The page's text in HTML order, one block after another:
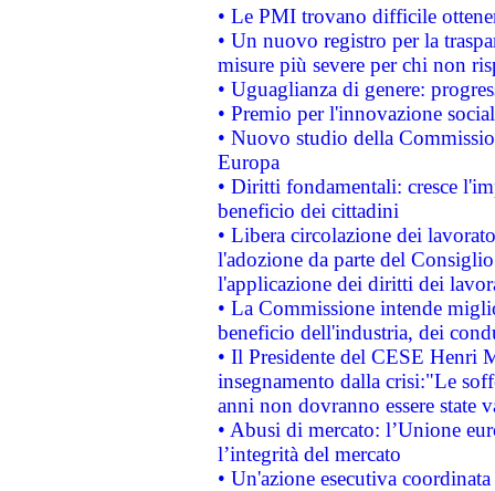
• Le PMI trovano difficile
• Un nuovo registro per la
misure più severe per chi non
• Uguaglianza di genere:
• Premio per l'innovazione
• Nuovo studio della
Europa
• Diritti fondamentali: cresce
beneficio dei cittadini
• Libera circolazione dei
l'adozione da parte del
l'applicazione dei diritti dei
• La Commissione intende
beneficio dell'industria, dei
• Il Presidente del CESE Henri
insegnamento dalla crisi:"Le
anni non dovranno essere state
• Abusi di mercato: l’Unione
l’integrità del mercato
• Un'azione esecutiva